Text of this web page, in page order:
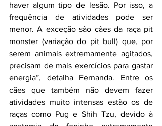
haver algum tipo de lesão. Por isso, a
frequência de atividades pode ser
menor. A exceção são cães da raça pit
monster (variação do pit bull) que, por
serem animais extremamente agitados,
precisam de mais exercícios para gastar
energia”, detalha Fernanda. Entre os
cães que também não devem fazer
atividades muito intensas estão os de
raças como Pug e Shih Tzu, devido à